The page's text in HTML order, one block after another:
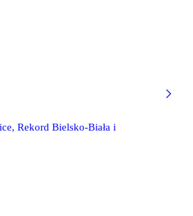
Rekord Bielsko-Biała i